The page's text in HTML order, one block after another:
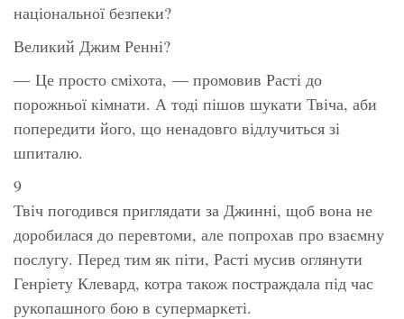
національної безпеки?
Великий Джим Ренні?
— Це просто сміхота, — промовив Расті до
порожньої кімнати. А тоді пішов шукати Твіча, аби
попередити його, що ненадовго відлучиться зі
шпиталю.
9
Твіч погодився приглядати за Джинні, щоб вона не
доробилася до перевтоми, але попрохав про взаємну
послугу. Перед тим як піти, Расті мусив оглянути
Генріету Клевард, котра також постраждала під час
рукопашного бою в супермаркеті.